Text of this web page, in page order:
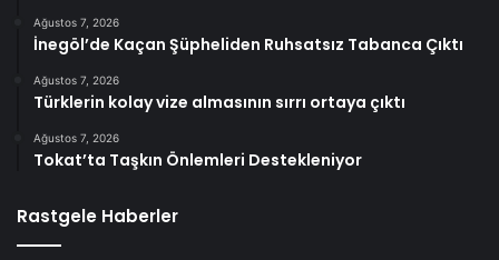
Ağustos 7, 2026
İnegöl’de Kaçan Şüpheliden Ruhsatsız Tabanca Çıktı
Ağustos 7, 2026
Türklerin kolay vize almasının sırrı ortaya çıktı
Ağustos 7, 2026
Tokat’ta Taşkın Önlemleri Destekleniyor
Rastgele Haberler